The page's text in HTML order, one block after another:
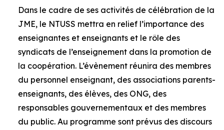
Dans le cadre de ses activités de célébration de la
JME, le NTUSS mettra en relief l’importance des
enseignantes et enseignants et le rôle des
syndicats de l’enseignement dans la promotion de
la coopération. L’évènement réunira des membres
du personnel enseignant, des associations parents-
enseignants, des élèves, des ONG, des
responsables gouvernementaux et des membres
du public. Au programme sont prévus des discours